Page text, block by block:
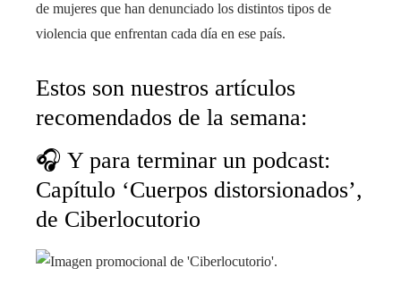
de mujeres que han denunciado los distintos tipos de
violencia que enfrentan cada día en ese país.
Estos son nuestros artículos
recomendados de la semana:
🎧 Y para terminar un podcast:
Capítulo ‘Cuerpos distorsionados’,
de Ciberlocutorio